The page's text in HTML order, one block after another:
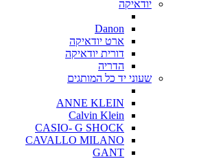
יודאיקה
Danon
ארט יודאיקה
דורית יודאיקה
הדריה
שעוני יד כל המותגים
ANNE KLEIN
Calvin Klein
CASIO- G SHOCK
CAVALLO MILANO
GANT